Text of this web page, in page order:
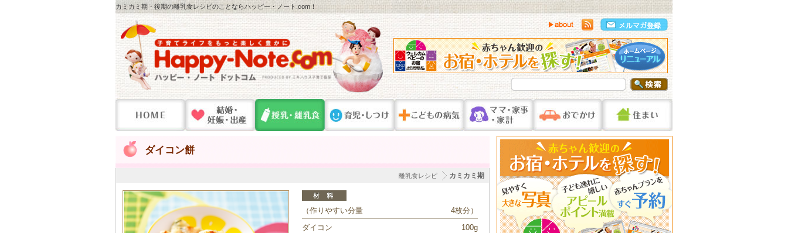
カミカミ期・後期の離乳食レシピのことならハッピー・ノート.com！
ダイコン餅
カミカミ期
離乳食レシピ
（作りやすい分量
4枚分）
ダイコン
100g